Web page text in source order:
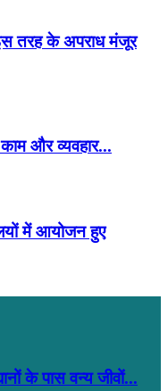
तरह के अपराध मंजूर
और व्यवहार...
में आयोजन हुए
के पास वन्य जीवों...